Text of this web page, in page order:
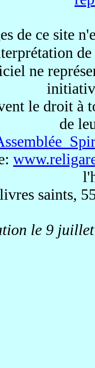
de ce site
ne
le droit
de
saints,
le 9